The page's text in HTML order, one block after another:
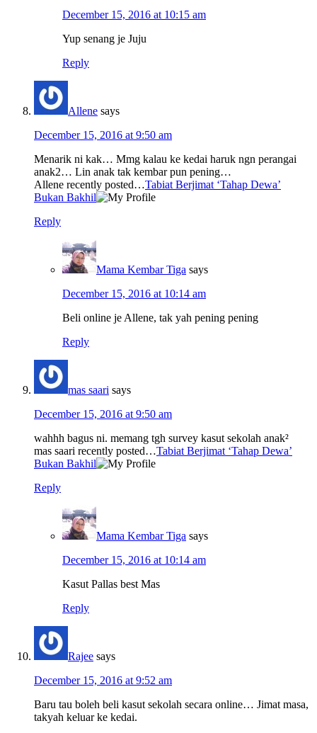
December 15, 2016 at 10:15 am
Yup senang je Juju
Reply
Allene says
December 15, 2016 at 9:50 am
Menarik ni kak… Mmg kalau ke kedai haruk ngn perangai
anak2… Lin anak tak kembar pun pening…
Allene recently posted…Tabiat Berjimat ‘Tahap Dewa’
Bukan Bakhil
Reply
Mama Kembar Tiga says
December 15, 2016 at 10:14 am
Beli online je Allene, tak yah pening pening
Reply
mas saari says
December 15, 2016 at 9:50 am
wahhh bagus ni. memang tgh survey kasut sekolah anak²
mas saari recently posted…Tabiat Berjimat ‘Tahap Dewa’
Bukan Bakhil
Reply
Mama Kembar Tiga says
December 15, 2016 at 10:14 am
Kasut Pallas best Mas
Reply
Rajee says
December 15, 2016 at 9:52 am
Baru tau boleh beli kasut sekolah secara online… Jimat masa,
takyah keluar ke kedai.